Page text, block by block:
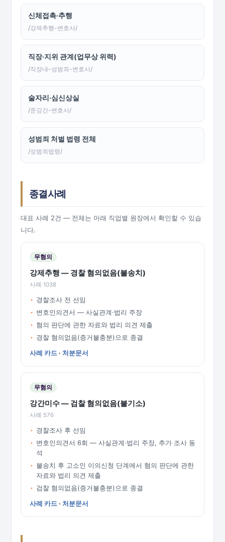
신체접촉·추행
/강제추행-변호사/
직장·지위 관계(업무상 위력)
/직장내-성범죄-변호사/
술자리·심신상실
/준강간-변호사/
성범죄 처벌 법령 전체
/성범죄법령/
종결사례
대표 사례 2건 — 전체는 아래 직업별 원장에서 확인할 수 있습
니다.
무혐의
강제추행 — 경찰 혐의없음(불송치)
사례 1038
경찰조사 전 선임
변호인의견서 — 사실관계·법리 주장
혐의 판단에 관한 자료와 법리 의견 제출
경찰 혐의없음(증거불충분)으로 종결
사례 카드 · 처분문서
무혐의
강간미수 — 검찰 혐의없음(불기소)
사례 576
경찰조사 후 선임
변호인의견서 6회 — 사실관계·법리 주장, 추가 조사 동
석
불송치 후 고소인 이의신청 단계에서 혐의 판단에 관한
자료와 법리 의견 제출
검찰 혐의없음(증거불충분)으로 종결
사례 카드 · 처분문서